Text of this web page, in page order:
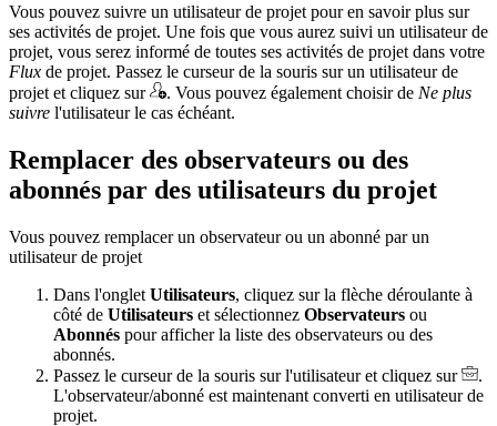
Vous pouvez suivre un utilisateur de projet pour en savoir plus sur
ses activités de projet. Une fois que vous aurez suivi un utilisateur de
projet, vous serez informé de toutes ses activités de projet dans votre
Flux de projet. Passez le curseur de la souris sur un utilisateur de
projet et cliquez sur
. Vous pouvez également choisir de Ne plus
suivre l'utilisateur le cas échéant.
Remplacer des observateurs ou des
abonnés par des utilisateurs du projet
Vous pouvez remplacer un observateur ou un abonné par un
utilisateur de projet
Dans l'onglet Utilisateurs, cliquez sur la flèche déroulante à
côté de Utilisateurs et sélectionnez Observateurs ou
Abonnés pour afficher la liste des observateurs ou des
abonnés.
Passez le curseur de la souris sur l'utilisateur et cliquez sur
.
L'observateur/abonné est maintenant converti en utilisateur de
projet.